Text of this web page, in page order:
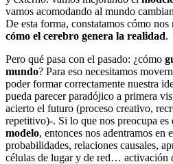
vamos acomodando al mundo
De esta forma, constatamos cómo nos
cómo el cerebro genera la realidad.
Pero qué pasa con el pasado: ¿cómo
mundo? Para eso necesitamos
poder formar correctamente nuestra
pueda parecer paradójico a primera
acierto el futuro (proceso creativo,
repetitivo)-. Si lo que nos preocupa es
modelo, entonces nos adentramos en
probabilidades, relaciones causales,
células de lugar y de red… activación